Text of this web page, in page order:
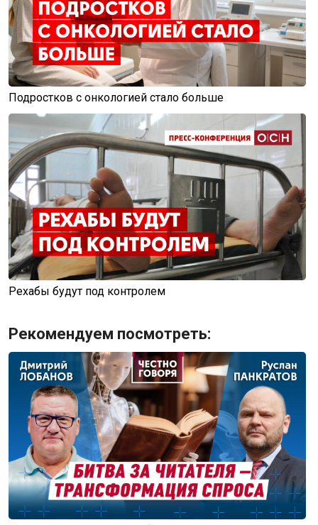
Подростков с онкологией стало больше
Рехабы будут под контролем
Рекомендуем посмотреть: